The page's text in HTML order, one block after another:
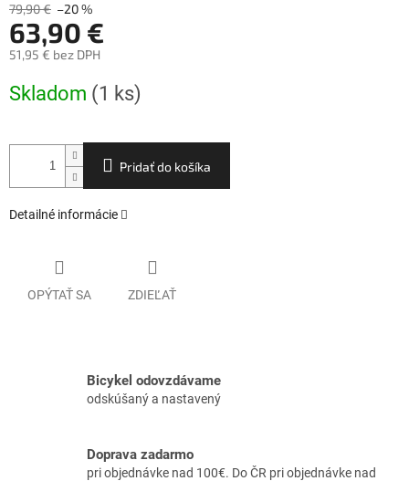
79,90 € –20 %
63,90 €
51,95 € bez DPH
cena:
Skladom (1 ks)
Pridať do košíka
Detailné informácie
OPÝTAŤ SA ZDIEĽAŤ
Bicykel odovzdávame
odskúšaný a nastavený
Doprava zadarmo
pri objednávke nad 100€. Do ČR pri objednávke nad